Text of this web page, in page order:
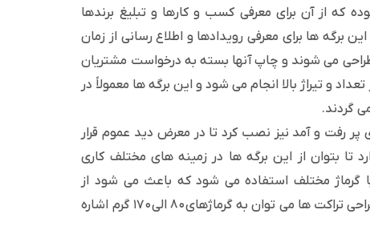
که از آن برای معرفی کسب و کارها و تبلیغ برندها
برگه ها برای معرفی رویدادها و اطلاع رسانی از زمان
طراحی می شوند و چاپ آنها بسته به درخواست مشتریان
و تیراژ بالا انجام می شود و این برگه ها معمولاً در
گردند.
رفت و آمد نیز نصب کرد تا در معرض دید عموم قرار
تا بتوان از این برگه ها در زمینه های مختلف کاری
گرماژ مختلف استفاده می شود که باعث می شود از
ضخامت و دوام متفاوتی برخوردار باشند. از گرماژ کاغذ مورد استفاده در طراحی تراکت ها می توان به گرماژهای ۸۰ الی ۱۷۰ گرم اشاره